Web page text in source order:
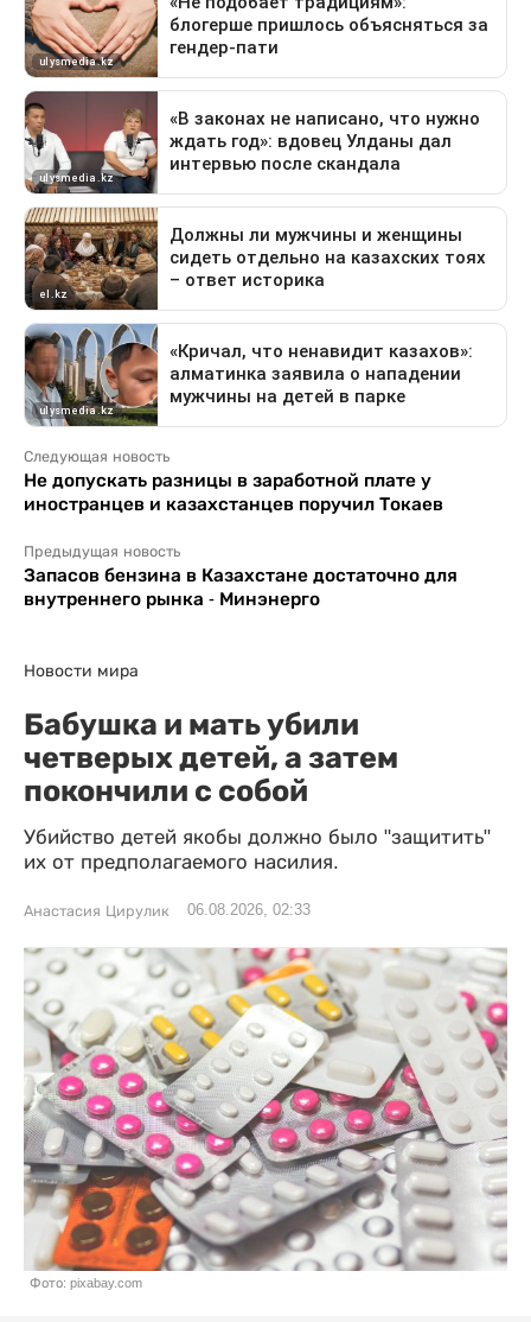
Следующая новость
Не допускать разницы в заработной плате у
иностранцев и казахстанцев поручил Токаев
Предыдущая новость
Запасов бензина в Казахстане достаточно для
внутреннего рынка - Минэнерго
Новости мира
Бабушка и мать убили
четверых детей, а затем
покончили с собой
Убийство детей якобы должно было "защитить"
их от предполагаемого насилия.
Анастасия Цирулик 06.08.2026, 02:33
Фото: pixabay.com